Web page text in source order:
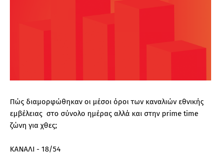
Πώς διαμορφώθηκαν οι μέσοι όροι των καναλιών εθνικής
εμβέλειας στο σύνολο ημέρας αλλά και στην prime time
ζώνη για χθες;
ΚΑΝΑΛΙ - 18/54